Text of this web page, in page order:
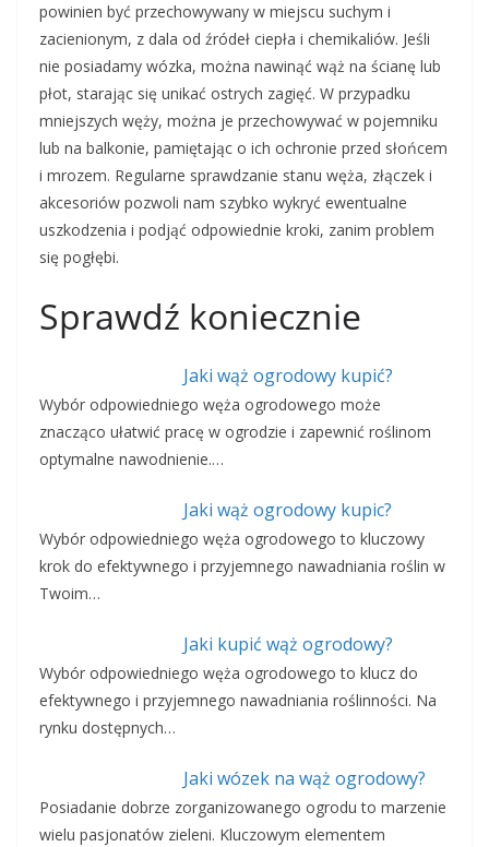
powinien być przechowywany w miejscu suchym i
zacienionym, z dala od źródeł ciepła i chemikaliów. Jeśli
nie posiadamy wózka, można nawinąć wąż na ścianę lub
płot, starając się unikać ostrych zagięć. W przypadku
mniejszych węży, można je przechowywać w pojemniku
lub na balkonie, pamiętając o ich ochronie przed słońcem
i mrozem. Regularne sprawdzanie stanu węża, złączek i
akcesoriów pozwoli nam szybko wykryć ewentualne
uszkodzenia i podjąć odpowiednie kroki, zanim problem
się pogłębi.
Sprawdź koniecznie
Jaki wąż ogrodowy kupić?
Wybór odpowiedniego węża ogrodowego może
znacząco ułatwić pracę w ogrodzie i zapewnić roślinom
optymalne nawodnienie.…
Jaki wąż ogrodowy kupic?
Wybór odpowiedniego węża ogrodowego to kluczowy
krok do efektywnego i przyjemnego nawadniania roślin w
Twoim…
Jaki kupić wąż ogrodowy?
Wybór odpowiedniego węża ogrodowego to klucz do
efektywnego i przyjemnego nawadniania roślinności. Na
rynku dostępnych…
Jaki wózek na wąż ogrodowy?
Posiadanie dobrze zorganizowanego ogrodu to marzenie
wielu pasjonatów zieleni. Kluczowym elementem